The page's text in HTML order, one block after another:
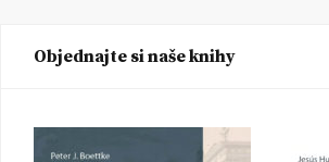
Objednajte si naše knihy